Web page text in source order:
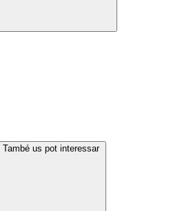
També us pot interessar